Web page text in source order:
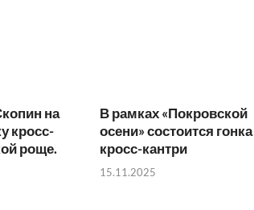
на
кросс-
роще.
В рамках «Покровской
осени» состоится гонка
кросс-кантри
15.11.2025